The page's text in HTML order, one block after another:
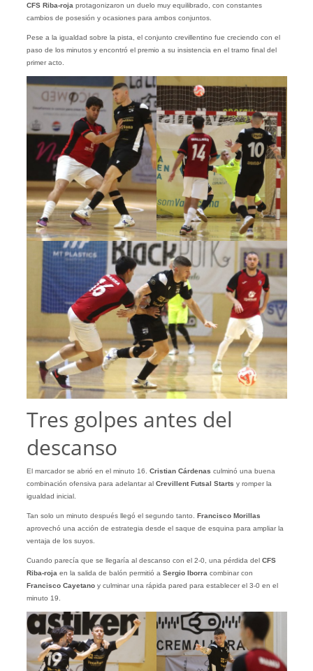
CFS Riba-roja protagonizaron un duelo muy equilibrado, con constantes
cambios de posesión y ocasiones para ambos conjuntos.
Pese a la igualdad sobre la pista, el conjunto crevillentino fue creciendo con el
paso de los minutos y encontró el premio a su insistencia en el tramo final del
primer acto.
Tres golpes antes del
descanso
El marcador se abrió en el minuto 16. Cristian Cárdenas culminó una buena
combinación ofensiva para adelantar al Crevillent Futsal Starts y romper la
igualdad inicial.
Tan solo un minuto después llegó el segundo tanto. Francisco Morillas
aprovechó una acción de estrategia desde el saque de esquina para ampliar la
ventaja de los suyos.
Cuando parecía que se llegaría al descanso con el 2-0, una pérdida del CFS
Riba-roja en la salida de balón permitió a Sergio Iborra combinar con
Francisco Cayetanoy culminar una rápida pared para establecer el 3-0 en el
minuto 19.